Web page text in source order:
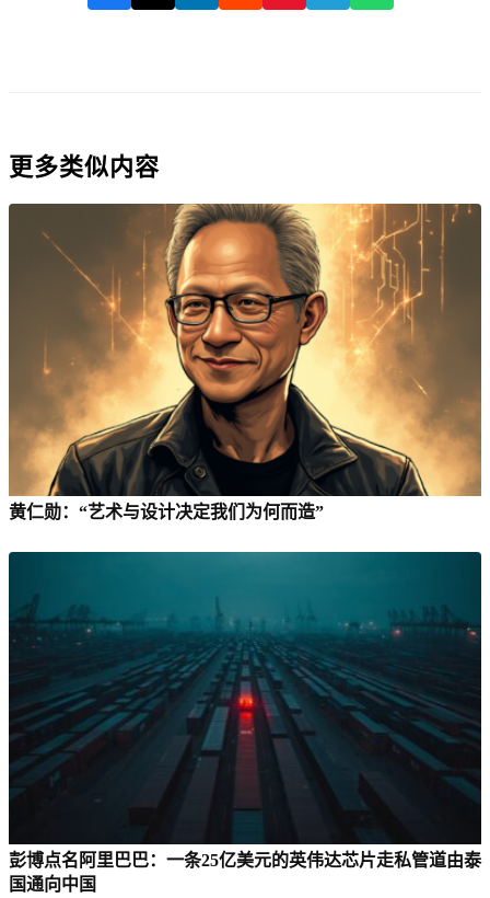
更多类似内容
黄仁勋：“艺术与设计决定我们为何而造”
彭博点名阿里巴巴：一条25亿美元的英伟达芯片走私管道由泰
国通向中国